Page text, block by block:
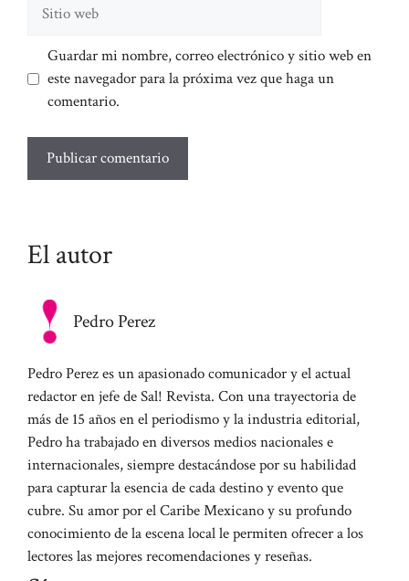
Guardar mi nombre, correo electrónico y sitio web en
este navegador para la próxima vez que haga un
comentario.
El autor
Pedro Perez
Pedro Perez es un apasionado comunicador y el actual
redactor en jefe de Sal! Revista. Con una trayectoria de
más de 15 años en el periodismo y la industria editorial,
Pedro ha trabajado en diversos medios nacionales e
internacionales, siempre destacándose por su habilidad
para capturar la esencia de cada destino y evento que
cubre. Su amor por el Caribe Mexicano y su profundo
conocimiento de la escena local le permiten ofrecer a los
lectores las mejores recomendaciones y reseñas.